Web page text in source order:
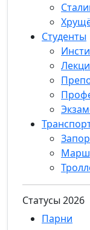
Студенты
Статуcы 2026
Парни